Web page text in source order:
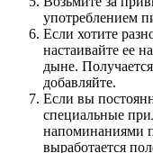
употреблением
Если хотите
настаивайте ее
дыне.
добавляйте.
Если вы
специальные
напоминаниями
выработается